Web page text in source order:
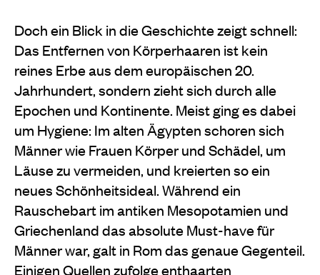
Doch ein Blick in die Geschichte zeigt schnell:
Das Entfernen von Körperhaaren ist kein
reines Erbe aus dem europäischen 20.
Jahrhundert, sondern zieht sich durch alle
Epochen und Kontinente. Meist ging es dabei
um Hygiene: Im alten Ägypten schoren sich
Männer wie Frauen Körper und Schädel, um
Läuse zu vermeiden, und kreierten so ein
neues Schönheitsideal. Während ein
Rauschebart im antiken Mesopotamien und
Griechenland das absolute Must-have für
Männer war, galt in Rom das genaue Gegenteil.
Einigen Quellen zufolge enthaarten